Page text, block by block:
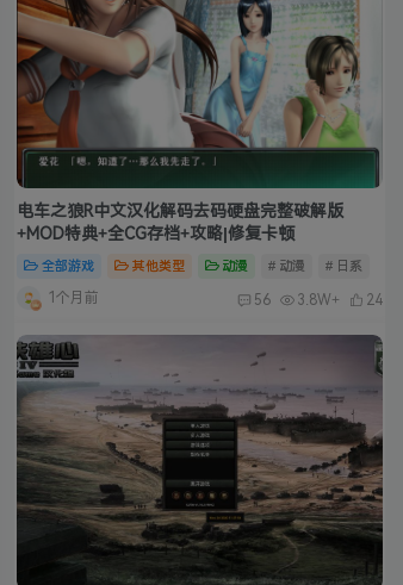
电车之狼R中文汉化解码去码硬盘完整破解版
+MOD特典+全CG存档+攻略|修复卡顿
全部游戏 其他类型 动漫 # 动漫 # 日系
1个月前 56 3.8W+ 24